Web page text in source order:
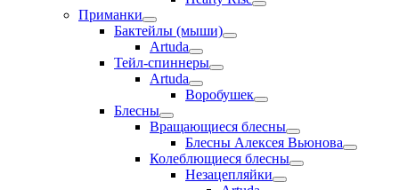
Приманки
Бактейлы (мыши)
Artuda
Тейл-спиннеры
Artuda
Воробушек
Блесны
Вращающиеся блесны
Блесны Алексея Вьюнова
Колеблющиеся блесны
Незацепляйки